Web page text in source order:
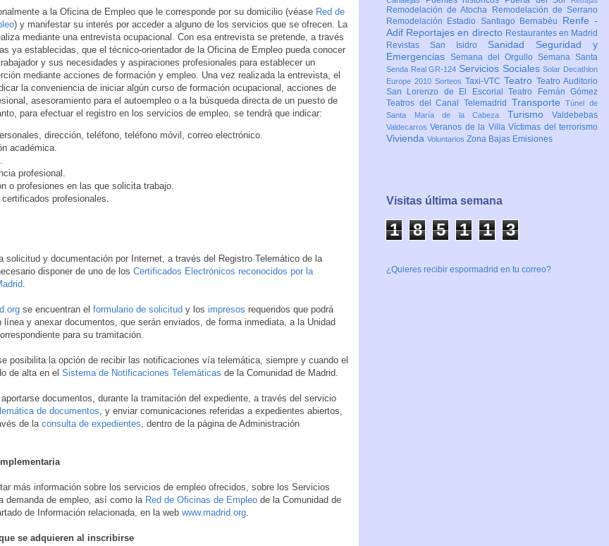
a la Oficina de Empleo que le corresponde por su domicilio (véase Red de
) y manifestar su interés por acceder a alguno de los servicios que se ofrecen. La
mediante una entrevista ocupacional. Con esa entrevista se pretende, a través
ya establecidas, que el técnico-orientador de la Oficina de Empleo pueda conocer
y sus necesidades y aspiraciones profesionales para establecer un
mediante acciones de formación y empleo. Una vez realizada la entrevista, el
la conveniencia de iniciar algún curso de formación ocupacional, acciones de
asesoramiento para el autoempleo o a la búsqueda directa de un puesto de
para efectuar el registro en los servicios de empleo, se tendrá que indicar:
dirección, teléfono, teléfono móvil, correo electrónico.
académica.
profesional.
o profesiones en las que solicita trabajo.
profesionales.
solicitud y documentación por Internet, a través del Registro Telemático de la
disponer de uno de los Certificados Electrónicos reconocidos por la
se encuentran el formulario de solicitud y los impresos requeridos que podrá
línea y anexar documentos, que serán enviados, de forma inmediata, a la Unidad
para su tramitación.
posibilita la opción de recibir las notificaciones vía telemática, siempre y cuando el
de alta en el Sistema de Notificaciones Telemáticas de la Comunidad de Madrid.
documentos, durante la tramitación del expediente, a través del servicio
de documentos , y enviar comunicaciones referidas a expedientes abiertos,
de la consulta de expedientes , dentro de la página de Administración
más información sobre los servicios de empleo ofrecidos, sobre los Servicios
demanda de empleo, así como la Red de Oficinas de Empleo de la Comunidad de
de Información relacionada, en la web www.madrid.org
se adquieren al inscribirse
Remodelación de Atocha
Remodelación de Serrano
Remodelación Estadio Santiago Bernabéu Renfe -
Adif Reportajes en directo Restaurantes en Madrid
Revistas San Isidro Sanidad Seguridad y
Emergencias Semana del Orgullo Semana Santa
Senda Real GR-124 Servicios SocialesSolar Decathlon
Europe 2010 Sorteos Taxi-VTC Teatro Teatro Auditorio
San Lorenzo de El EscorialTeatro Fernán Gómez
Teatros del Canal Telemadrid TransporteTúnel de
Santa María de la Cabeza Turismo Valdebebas
ValdecarrosVeranos de la VillaVíctimas del terrorismo
Vivienda Voluntarios Zona Bajas Emisiones
Visitas última semana
1 8 5 1 1 3
¿Quieres recibir espormadrid en tu correo?